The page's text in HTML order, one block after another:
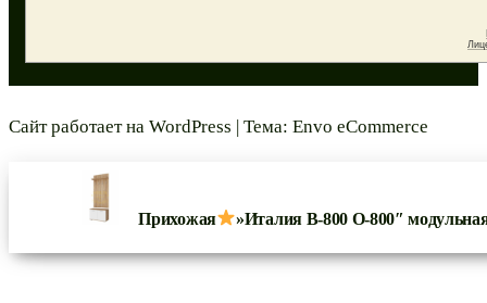
Сайт работает на WordPress | Тема: Envo eCommerce
Прихожая »Италия В-800 О-800″